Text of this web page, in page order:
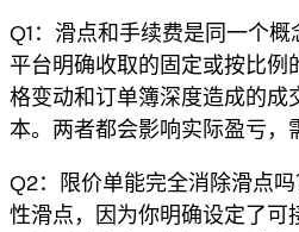
Q1：滑点和手续费是同一个
平台明确收取的固定或按比例
格变动和订单簿深度造成的成
本。两者都会影响实际盈亏，
Q2：限价单能完全消除滑点
性滑点，因为你明确设定了可